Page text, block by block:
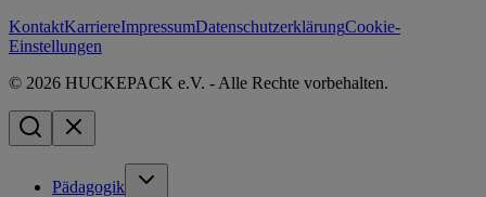
KontaktKarriereImpressumDatenschutzerklärungCookie-
Einstellungen
© 2026 HUCKEPACK e.V. - Alle Rechte vorbehalten.
Pädagogik